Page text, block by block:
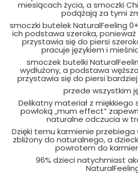
miesiącach życia, a smoczki
podążają za tymi
smoczki butelek NaturalFeeling
ich podstawa szeroka,
przystawia się do piersi
pracuje językiem i
smoczek butelki
wydłużony, a podstawa
przystawia się do piersi
przede wszystkim
Delikatny materiał z miękkiego
powłoką „mum effect”
naturalne odczucia w
Dzięki temu karmienie
zbliżony do naturalnego, a
powrotem do
96% dzieci natychmiast